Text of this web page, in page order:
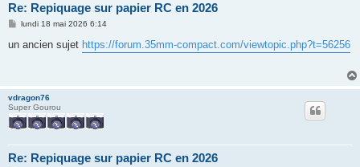
Re: Repiquage sur papier RC en 2026
M
s
lundi 18 mai 2026 6:14
un ancien sujet https://forum.35mm-compact.com/viewtopic.php?t=56256
vdragon76
Super Gourou
Re: Repiquage sur papier RC en 2026